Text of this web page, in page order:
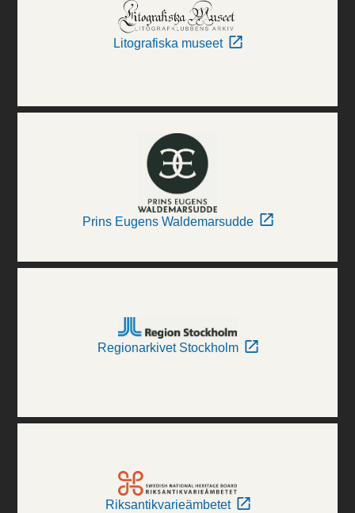
Litografiska museet
Prins Eugens Waldemarsudde
Regionarkivet Stockholm
Riksantikvarieämbetet